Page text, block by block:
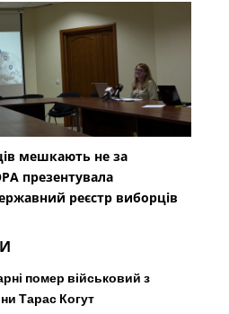
мешкають не за
презентувала
реєстр виборців
помер військовий з
Тарас Когут